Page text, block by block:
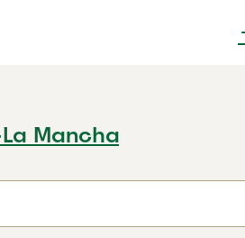
Mancha